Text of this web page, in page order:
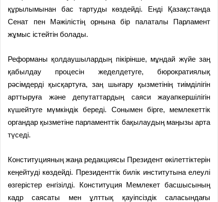
құрылымынан бас тартуды көздейді. Енді Қазақстанда
Сенат пен Мәжілістің орнына бір палаталы Парламент
жұмыс істейтін болады.
Реформаны қолдаушылардың пікірінше, мұндай жүйе заң
қабылдау процесін жеделдетуге, бюрократиялық
рәсімдерді қысқартуға, заң шығару қызметінің тиімділігін
арттыруға және депутаттардың саяси жауапкершілігін
күшейтуге мүмкіндік береді. Сонымен бірге, мемлекеттік
органдар қызметіне парламенттік бақылаудың маңызы арта
түседі.
Конституцияның жаңа редакциясы Президент өкілеттіктерін
кеңейтуді көздейді. Президенттік билік институтына елеулі
өзгерістер енгізілді. Конституция Мемлекет басшысының
кадр саясаты мен ұлттық қауіпсіздік саласындағы